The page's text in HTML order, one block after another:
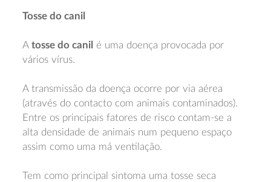
Tosse do canil
Atosse do canil é uma doença provocada por
vários vírus.
A transmissão da doença ocorre por via aérea
(através do contacto com animais contaminados).
Entre os principais fatores de risco contam-se a
alta densidade de animais num pequeno espaço
assim como uma má ventilação.
Tem como principal sintoma uma tosse seca